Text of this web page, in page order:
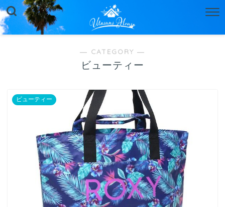
― CATEGORY ―
ビューティー
ビューティー